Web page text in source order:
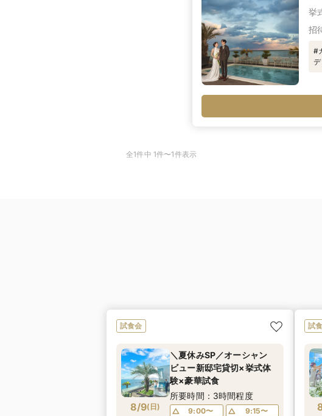
挙
招
#
全1件中 1件〜1件表示
試食会
8/9( 日)
＼夏休みSP／オーシャン
ビュー新邸宅貸切×挙式体
験×豪華試食
所要時間：3時間程度
9:00〜
9:15〜
試